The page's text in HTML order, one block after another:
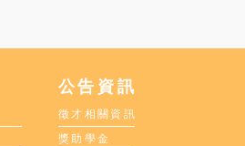
公告資訊
徵才相關資訊
獎助學金